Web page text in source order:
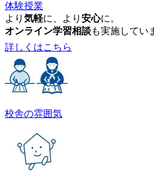
体験授業
より 気軽に、より 安心に。
オンライン学習相談も実施してい
詳しくはこちら
校舎の雰囲気